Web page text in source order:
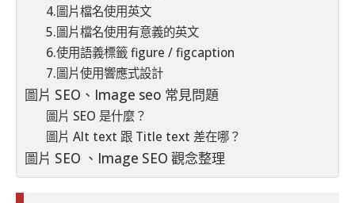
4.圖片檔名使用英文
5.圖片檔名使用有意義的英文
6.使用語義標籤 figure / figcaption
7.圖片使用響應式設計
圖片 SEO、Image seo 常見問題
圖片 SEO 是什麼？
圖片 Alt text 跟 Title text 差在哪？
圖片 SEO 、Image SEO 觀念整理